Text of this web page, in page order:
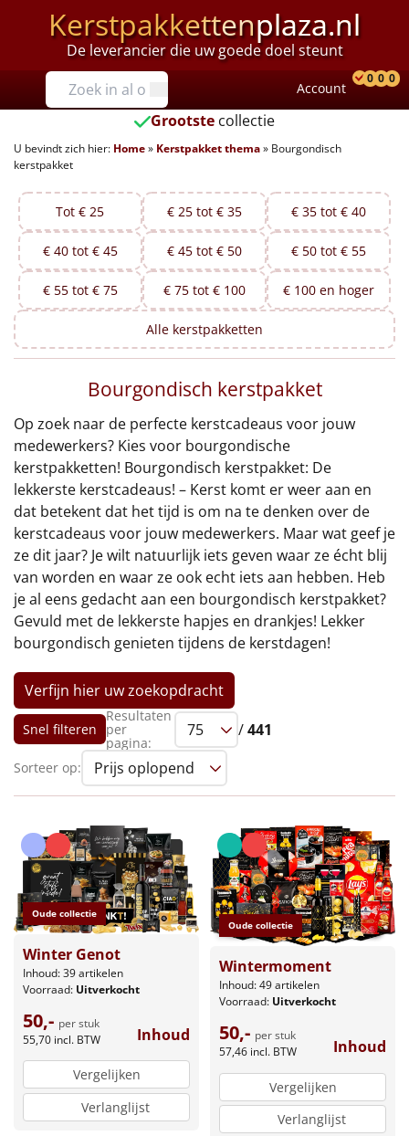
Kerstpakkettenplaza.nl
De leverancier die uw goede doel steunt
Prijzen
Tot €25
€25 tot €35
€35 tot €40
€40 tot €45
€45 tot €50
€50 tot €55
€75 tot €100
€100 en hoger
Alle kerstpakketten 2026
Thema
Origineel
Rituals
Luxe
Mannen
Vrouwen
Duurzaam
Leuke
Goedkope
Uniek
Alle thema's
Artikel
Hitster NIEUW
Pizzarette
Account
0 0 0
Grootste collectie
U bevindt zich hier: Home» Kerstpakket thema» Bourgondisch
kerstpakket
Tot € 25 € 25 tot € 35 € 35 tot € 40
€ 40 tot € 45 € 45 tot € 50 € 50 tot € 55
€ 55 tot € 75 € 75 tot € 100 € 100 en hoger
Alle kerstpakketten
Bourgondisch kerstpakket
Op zoek naar de perfecte kerstcadeaus voor jouw
medewerkers? Kies voor bourgondische
kerstpakketten! Bourgondisch kerstpakket: De
lekkerste kerstcadeaus! – Kerst komt er weer aan en
dat betekent dat het tijd is om na te denken over de
kerstcadeaus voor jouw medewerkers. Maar wat geef je
ze dit jaar? Je wilt natuurlijk iets geven waar ze écht blij
van worden en waar ze ook echt iets aan hebben. Heb
je al eens gedacht aan een bourgondisch kerstpakket?
Gevuld met de lekkerste hapjes en drankjes! Lekker
bourgondisch genieten tijdens de kerstdagen!
Verfijn hier uw zoekopdracht
Snel filteren
Resultaten
per
pagina:
/441
Sorteer op:
Oude collectie
Winter Genot
Inhoud: 39 artikelen
Voorraad: Uitverkocht
50,- per stuk
55,70 incl. BTW Inhoud
Vergelijken
Verlanglijst
Oude collectie
Wintermoment
Inhoud: 49 artikelen
Voorraad: Uitverkocht
50,- per stuk
57,46 incl. BTW Inhoud
Vergelijken
Verlanglijst